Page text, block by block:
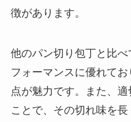
徴があります。
他のパン切り包丁と比
フォーマンスに優れて
点が魅力です。また、
ことで、その切れ味を長